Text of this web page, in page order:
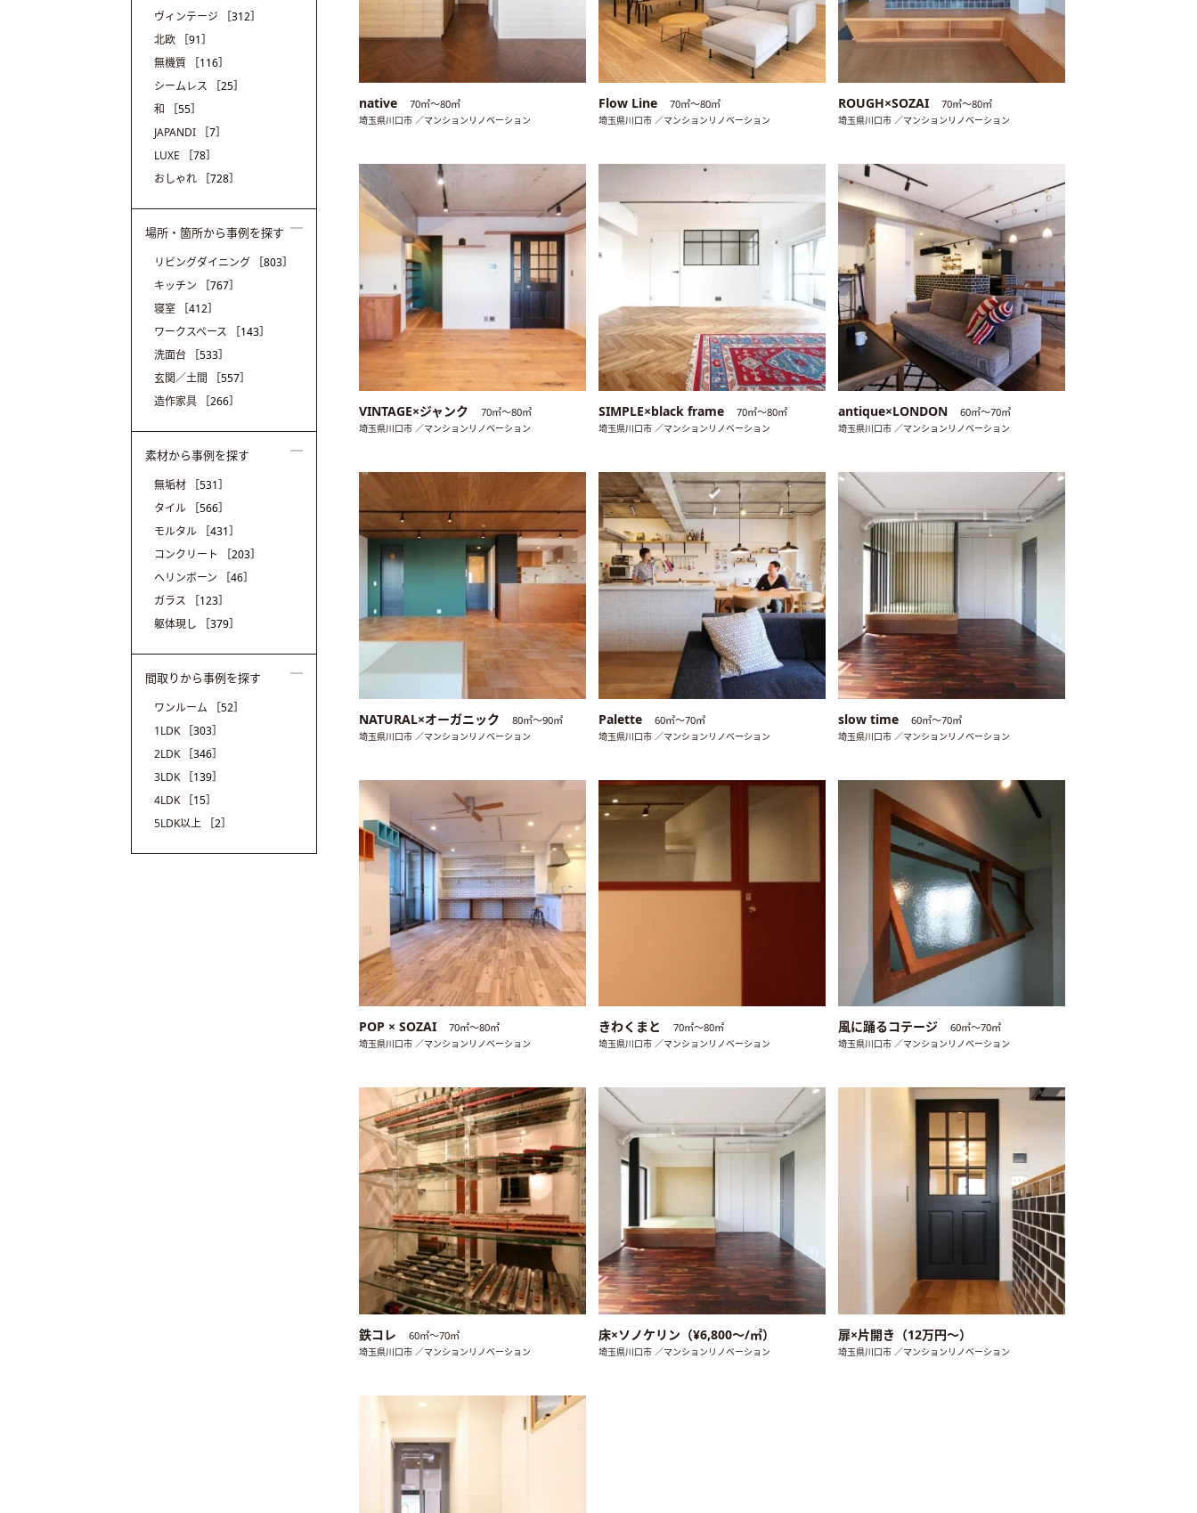
native 70㎡〜80㎡
埼玉県川口市 ／マンションリノベーション
Flow Line 70㎡〜80㎡
埼玉県川口市 ／マンションリノベーション
ROUGH×SOZAI 70㎡〜80㎡
埼玉県川口市 ／マンションリノベーション
VINTAGE×ジャンク 70㎡〜80㎡
埼玉県川口市 ／マンションリノベーション
SIMPLE×black frame 70㎡〜80㎡
埼玉県川口市 ／マンションリノベーション
antique×LONDON 60㎡〜70㎡
埼玉県川口市 ／マンションリノベーション
NATURAL×オーガニック 80㎡〜90㎡
埼玉県川口市 ／マンションリノベーション
Palette 60㎡〜70㎡
埼玉県川口市 ／マンションリノベーション
slow time 60㎡〜70㎡
埼玉県川口市 ／マンションリノベーション
POP × SOZAI 70㎡〜80㎡
埼玉県川口市 ／マンションリノベーション
きわくまと 70㎡〜80㎡
埼玉県川口市 ／マンションリノベーション
風に踊るコテージ 60㎡〜70㎡
埼玉県川口市 ／マンションリノベーション
鉄コレ 60㎡〜70㎡
埼玉県川口市 ／マンションリノベーション
床×ソノケリン（¥6,800〜/㎡）
埼玉県川口市 ／マンションリノベーション
扉×片開き（12万円〜）
埼玉県川口市 ／マンションリノベーション
ヴィンテージ
［312］
北欧
［91］
無機質
［116］
シームレス
［25］
和
［55］
JAPANDI
［7］
LUXE
［78］
おしゃれ
［728］
場所・箇所から事例を探す
リビングダイニング
［803］
キッチン
［767］
寝室
［412］
ワークスペース
［143］
洗面台
［533］
玄関／土間
［557］
造作家具
［266］
素材から事例を探す
無垢材
［531］
タイル
［566］
モルタル
［431］
コンクリート
［203］
ヘリンボーン
［46］
ガラス
［123］
躯体現し
［379］
間取りから事例を探す
ワンルーム
［52］
1LDK
［303］
2LDK
［346］
3LDK
［139］
4LDK
［15］
5LDK以上
［2］